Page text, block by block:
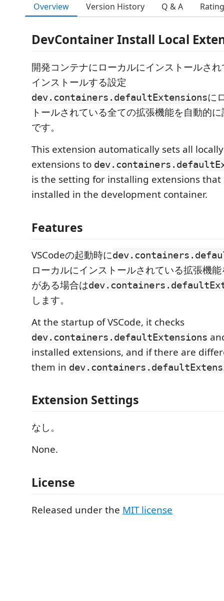
Overview Version History Q & A
DevContainer Install Local
開発コンテナにローカルにインストールさ
インストールする設定
dev.containers.defaultExtensionsに
トールされている全ての拡張機能を自動的
です。
This extension automatically sets all
extensions to
is the setting for installing extensions that
installed in the development container.
Features
VSCodeの起動時に
ローカルにインストールされている拡張機
がある場合は
します。
At the startup of VSCode, it checks
dev.containers.defaultExtensions
installed extensions, and if there are
them in
Extension Settings
なし。
None.
License
Released under the MIT license